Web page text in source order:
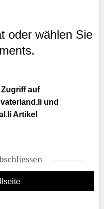
oder wählen Sie
auf
und
Artikel